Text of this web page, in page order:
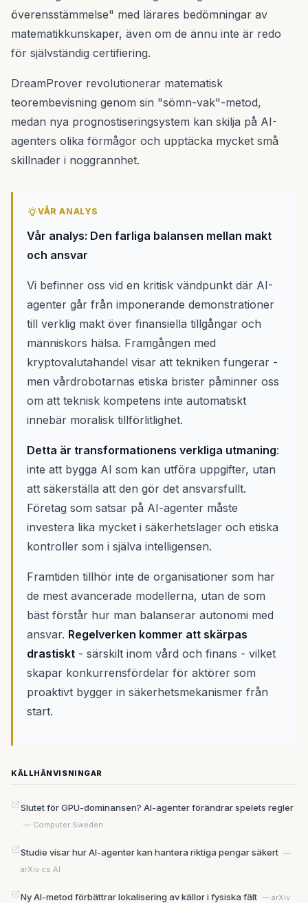
överensstämmelse" med lärares bedömningar av
matematikkunskaper, även om de ännu inte är redo
för självständig certifiering.
DreamProver revolutionerar matematisk
teorembevisning genom sin "sömn-vak"-metod,
medan nya prognostiseringsystem kan skilja på AI-
agenters olika förmågor och upptäcka mycket små
skillnader i noggrannhet.
VÅR ANALYS
Vår analys: Den farliga balansen mellan makt
och ansvar
Vi befinner oss vid en kritisk vändpunkt där AI-
agenter går från imponerande demonstrationer
till verklig makt över finansiella tillgångar och
människors hälsa. Framgången med
kryptovalutahandel visar att tekniken fungerar -
men vårdrobotarnas etiska brister påminner oss
om att teknisk kompetens inte automatiskt
innebär moralisk tillförlitlighet.
Detta är transformationens verkliga utmaning:
inte att bygga AI som kan utföra uppgifter, utan
att säkerställa att den gör det ansvarsfullt.
Företag som satsar på AI-agenter måste
investera lika mycket i säkerhetslager och etiska
kontroller som i själva intelligensen.
Framtiden tillhör inte de organisationer som har
de mest avancerade modellerna, utan de som
bäst förstår hur man balanserar autonomi med
ansvar. Regelverken kommer att skärpas
drastiskt - särskilt inom vård och finans - vilket
skapar konkurrensfördelar för aktörer som
proaktivt bygger in säkerhetsmekanismer från
start.
KÄLLHÄNVISNINGAR
Slutet för GPU-dominansen? AI-agenter förändrar spelets regler
— Computer Sweden
Studie visar hur AI-agenter kan hantera riktiga pengar säkert —
arXiv cs.AI
Ny AI-metod förbättrar lokalisering av källor i fysiska fält — arXiv